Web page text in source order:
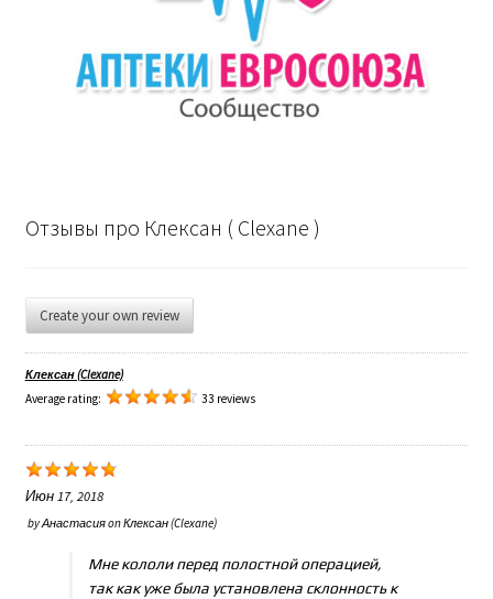
Отзывы про Клексан ( Clexane )
Create your own review
Клексан (Clexane)
Average rating:
33 reviews
Июн 17, 2018
byАнастасияonКлексан (Clexane)
Мне кололи перед полостной операцией,
так как уже была установлена склонность к